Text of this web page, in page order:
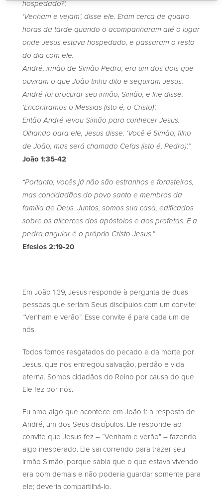
hospedado?’.
‘Venham e vejam’, disse ele. Eram cerca de quatro
horas da tarde quando o acompanharam até o lugar
onde Jesus estava hospedado, e passaram o resto
do dia com ele.
André, irmão de Simão Pedro, era um dos dois que
ouviram o que João tinha dito e seguiram Jesus.
André foi procurar seu irmão, Simão, e lhe disse:
‘Encontramos o Messias (isto é, o Cristo)’.
Então André levou Simão para conhecer Jesus.
Olhando para ele, Jesus disse: ‘Você é Simão, filho
de João, mas será chamado Cefas (isto é, Pedro)’.”
João 1:35-42
“Portanto, vocês já não são estranhos e forasteiros,
mas concidadãos do povo santo e membros da
família de Deus. Juntos, somos sua casa, edificados
sobre os alicerces dos apóstolos e dos profetas. E a
pedra angular é o próprio Cristo Jesus.”
Efesios 2:19-20
Em João 1:39, Jesus responde à pergunta de duas
pessoas que seriam Seus discípulos com um convite:
“Venham e verão”. Esse convite é para cada um de
nós.
Todos fomos resgatados do pecado e da morte por
Jesus, que nos entregou salvação, perdão e vida
eterna. Somos cidadãos do Reino por causa do que
Ele fez por nós.
Eu amo algo que acontece em João 1: a resposta de
André, um dos Seus discípulos. Ele responde ao
convite que Jesus fez – “Venham e verão” – fazendo
algo inesperado. Ele sai correndo para trazer seu
irmão Simão, porque sabia que o que estava vivendo
era bom demais e não poderia guardar somente para
ele; deveria compartilhá-lo.